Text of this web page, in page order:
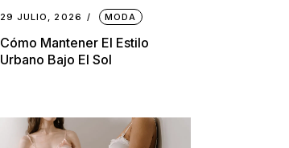
29 JULIO, 2026 MODA
Cómo Mantener El Estilo
Urbano Bajo El Sol